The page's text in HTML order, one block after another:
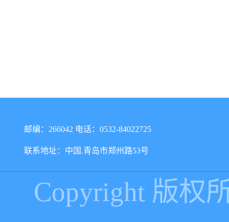
邮编：266042 电话：0532-84022725
联系地址：中国.青岛市郑州路53号
Copyright 版权